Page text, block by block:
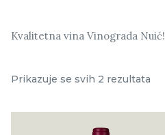
Kvalitetna vina Vinograda Nuić!
Prikazuje se svih 2 rezultata